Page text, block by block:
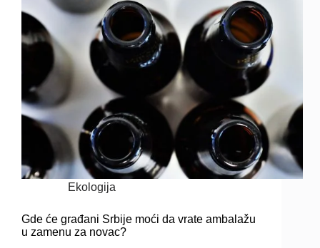
Ekologija
Gde će građani Srbije moći da vrate ambalažu
u zamenu za novac?